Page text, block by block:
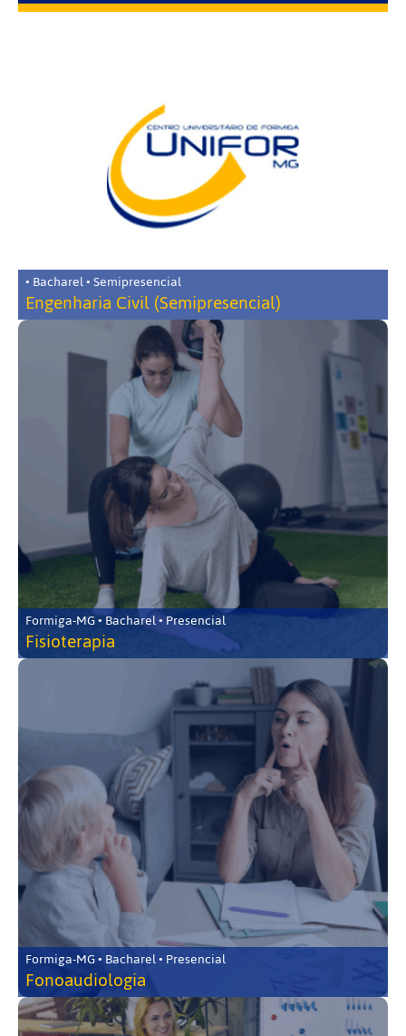
• Bacharel • Semipresencial
Engenharia Civil (Semipresencial)
Formiga-MG • Bacharel • Presencial
Fisioterapia
Formiga-MG • Bacharel • Presencial
Fonoaudiologia